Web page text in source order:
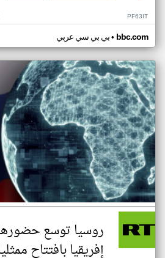
PF63IT
بي بي سي عربي• bbc.com
روسيا توسع